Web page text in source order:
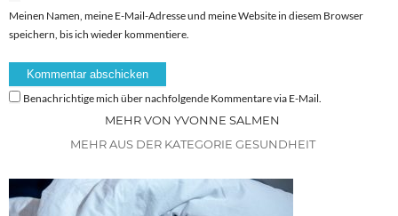
Meinen Namen, meine E-Mail-Adresse und meine Website in diesem Browser
speichern, bis ich wieder kommentiere.
Benachrichtige mich über nachfolgende Kommentare via E-Mail.
MEHR VON YVONNE SALMEN
MEHR AUS DER KATEGORIE GESUNDHEIT